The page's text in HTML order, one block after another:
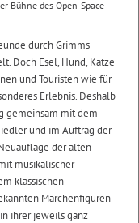
Bühne des Open-Space
durch Grimms
Doch Esel, Hund, Katze
und Touristen wie für
Erlebnis. Deshalb
gemeinsam mit dem
und im Auftrag der
der alten
musikalischer
klassischen
Märchenfiguren
ihrer jeweils ganz